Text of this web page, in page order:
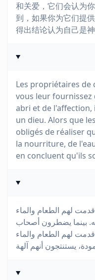
和关爱，它们会认为
到，如果你为它们提
得出结论认为自己是神
Les propriétaires de
vous leur
abri et de l'affection,
un dieu. Alors que
obligés de réaliser
la nourriture, de
en concluent qu'ils
لهم الطعام والماء
بينما يضطرون أصحاب
لهم الطعام والماء